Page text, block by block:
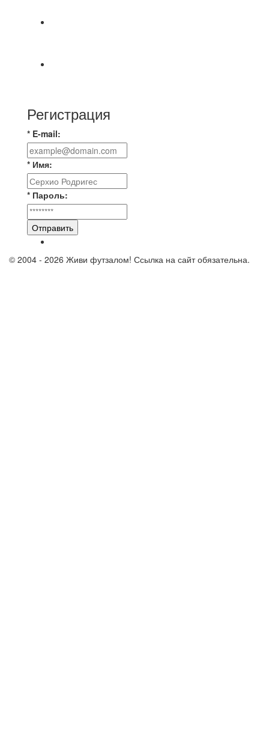
Регистрация
* E-mail:
* Имя:
* Пароль:
Отправить
© 2004 - 2026 Живи футзалом! Ссылка на сайт обязательна.